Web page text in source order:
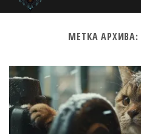
content
МЕТКА АРХИВА: